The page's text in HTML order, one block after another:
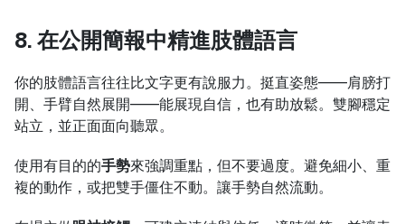
8. 在公開簡報中精進肢體語言
你的肢體語言往往比文字更有說服力。挺直姿態——肩膀打
開、手臂自然展開——能展現自信，也有助放鬆。雙腳穩定
站立，並正面面向聽眾。
使用有目的的手勢來強調重點，但不要過度。避免細小、重
複的動作，或把雙手僵住不動。讓手勢自然流動。